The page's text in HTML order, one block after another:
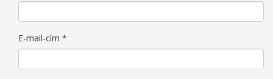
E-mail-cím *